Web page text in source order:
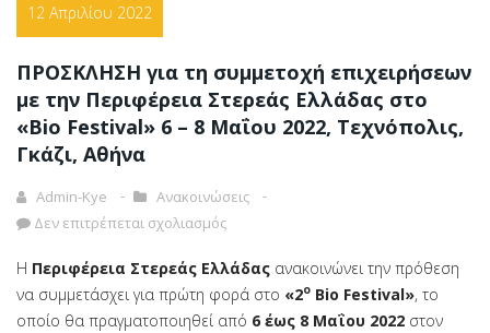
12 Απριλίου 2022
ΠΡΟΣΚΛΗΣΗ για τη συμμετοχή επιχειρήσεων
με την Περιφέρεια Στερεάς Ελλάδας στο
«Bio Festival» 6 – 8 Μαΐου 2022, Τεχνόπολις,
Γκάζι, Αθήνα
Admin-Kye
Ανακοινώσεις
Δεν επιτρέπεται σχολιασμός
Η Περιφέρεια Στερεάς Ελλάδας ανακοινώνει την πρόθεση
να συμμετάσχει για πρώτη φορά στο «2ο Bio Festival», το
οποίο θα πραγματοποιηθεί από 6 έως 8 Μαΐου 2022 στον